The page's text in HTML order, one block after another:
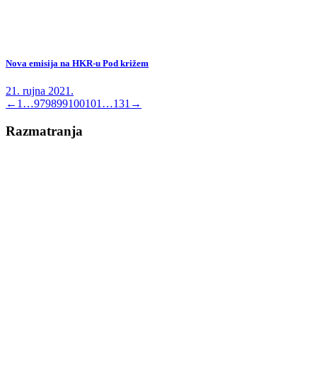
Nova emisija na HKR-u Pod križem
21. rujna 2021.
← 1 …979899100101 …131 →
Razmatranja